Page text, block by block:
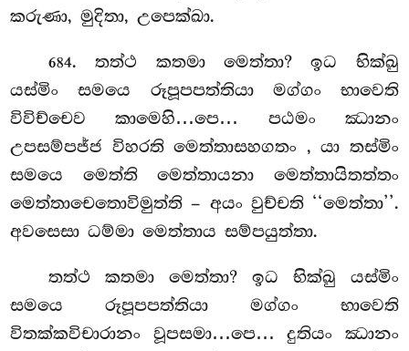
කරුණා, මුදිතා, උපෙක්ඛා.
684. තත්ථ කතමා මෙත්තා? ඉධ භික්ඛු
යස්මිං සමයෙ රූපූපපත්තියා මග්ගං භාවෙති
විවිච්චෙව කාමෙහි…පෙ… පඨමං ඣානං
උපසම්පජ්ජ විහරති මෙත්තාසහගතං , යා තස්මිං
සමයෙ මෙත්ති මෙත්තායනා මෙත්තායිතත්තං
මෙත්තාචෙතොවිමුත්ති – අයං වුච්චති ‘‘මෙත්තා’’.
අවසෙසා ධම්මා මෙත්තාය සම්පයුත්තා.
තත්ථ කතමා මෙත්තා? ඉධ භික්ඛු යස්මිං
සමයෙ රූපූපපත්තියා මග්ගං භාවෙති
විතක්කවිචාරානං වූපසමා…පෙ… දුතියං ඣානං